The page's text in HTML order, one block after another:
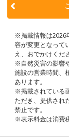
※掲載情報は2026
容が変更となって
え、おでかけくだ
※自然災害の影響
施設の営業時間、
あります。
※掲載されている
ただき、提供され
禁止です。
※表示料金は消費